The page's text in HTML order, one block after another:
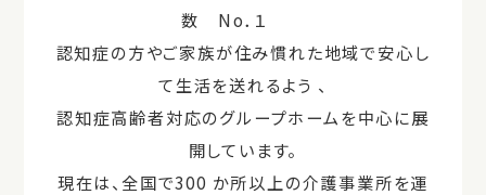
数 No．１
認知症の方やご家族が住み慣れた地域で安心し
て生活を送れるよう 、
認知症⾼齢者対応のグループホームを中心に展
開しています。
現在は、全国で300 か所以上の介護事業所を運